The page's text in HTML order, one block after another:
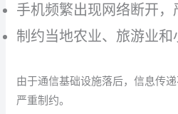
手机频繁出现网络断开
制约当地农业、旅游业
由于通信基础设施落后，信息传
严重制约。